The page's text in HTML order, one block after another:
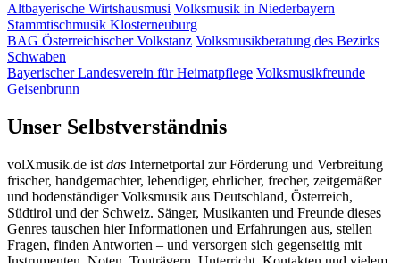
Altbayerische Wirtshausmusi Volksmusik in Niederbayern
Stammtischmusik Klosterneuburg
BAG Österreichischer Volkstanz Volksmusikberatung des Bezirks
Schwaben
Bayerischer Landesverein für Heimatpflege Volksmusikfreunde
Geisenbrunn
Unser Selbstverständnis
volXmusik.de ist das Internetportal zur Förderung und Verbreitung
frischer, handgemachter, lebendiger, ehrlicher, frecher, zeitgemäßer
und bodenständiger Volksmusik aus Deutschland, Österreich,
Südtirol und der Schweiz. Sänger, Musikanten und Freunde dieses
Genres tauschen hier Informationen und Erfahrungen aus, stellen
Fragen, finden Antworten – und versorgen sich gegenseitig mit